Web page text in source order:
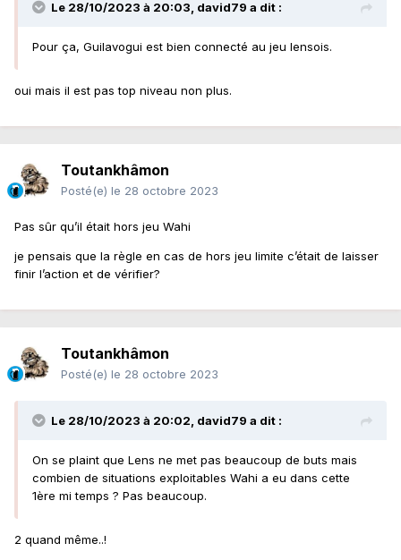
Le 28/10/2023 à 20:03, david79 a dit :
Pour ça, Guilavogui est bien connecté au jeu lensois.
oui mais il est pas top niveau non plus.
Toutankhâmon
Posté(e) le 28 octobre 2023
Pas sûr qu’il était hors jeu Wahi
je pensais que la règle en cas de hors jeu limite c’était de laisser
finir l’action et de vérifier?
Toutankhâmon
Posté(e) le 28 octobre 2023
Le 28/10/2023 à 20:02, david79 a dit :
On se plaint que Lens ne met pas beaucoup de buts mais
combien de situations exploitables Wahi a eu dans cette
1ère mi temps ? Pas beaucoup.
2 quand même..!